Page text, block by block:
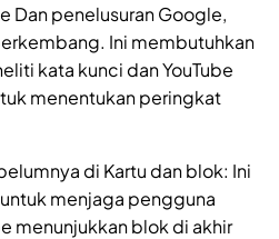
Dan penelusuran Google,
Ini membutuhkan
kata kunci dan YouTube
menentukan peringkat
di Kartu dan blok: Ini
menjaga pengguna
menunjukkan blok di akhir